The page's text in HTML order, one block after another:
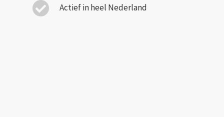
Actief in heel Nederland